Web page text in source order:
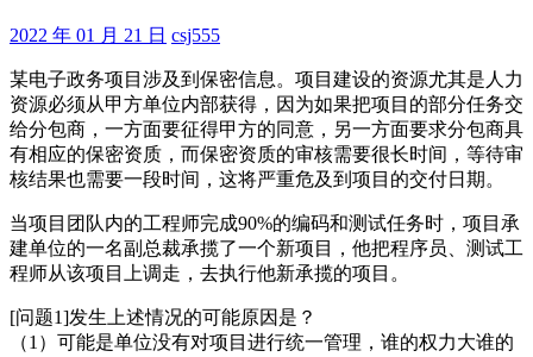
例
论
17
—
处
理
织
内
冲
的
方
2022 年 01 月 21 日 csj555
某电子政务项目涉及到保密信息。项目建设的资源尤其是人力
资源必须从甲方单位内部获得，因为如果把项目的部分任务交
给分包商，一方面要征得甲方的同意，另一方面要求分包商具
有相应的保密资质，而保密资质的审核需要很长时间，等待审
核结果也需要一段时间，这将严重危及到项目的交付日期。
当项目团队内的工程师完成90%的编码和测试任务时，项目承
建单位的一名副总裁承揽了一个新项目，他把程序员、测试工
程师从该项目上调走，去执行他新承揽的项目。
[问题1]发生上述情况的可能原因是？
（1）可能是单位没有对项目进行统一管理，谁的权力大谁的